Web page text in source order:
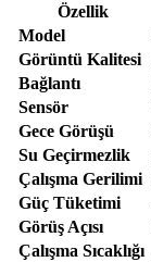
Özellik
Model
Görüntü Kalitesi
Bağlantı
Sensör
Gece Görüşü
Su Geçirmezlik
Çalışma Gerilimi
Güç Tüketimi
Görüş Açısı
Çalışma Sıcaklığı